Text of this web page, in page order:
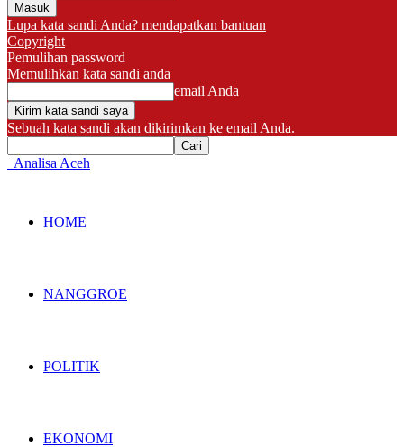
Lupa kata sandi Anda? mendapatkan bantuan
Copyright
Pemulihan password
Memulihkan kata sandi anda
email Anda
Sebuah kata sandi akan dikirimkan ke email Anda.
Analisa Aceh
HOME
NANGGROE
POLITIK
EKONOMI